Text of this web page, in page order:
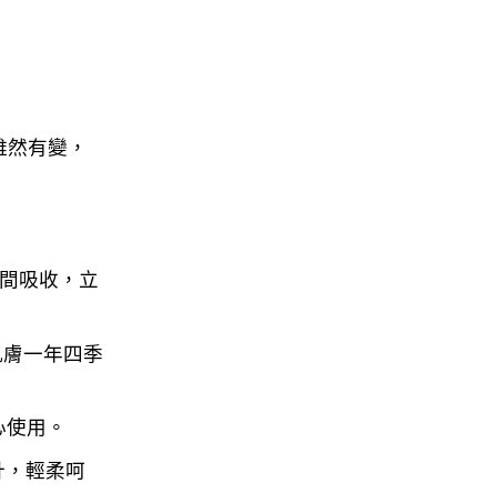
有變，
吸收，立
一年四季
用。
輕柔呵